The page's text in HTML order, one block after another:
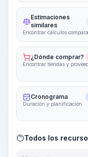
Estimaciones
similares
Encontrar cálculos
¿Dónde comprar?
Encontrar tiendas y
Cronograma
Duración y planificación
Todos los